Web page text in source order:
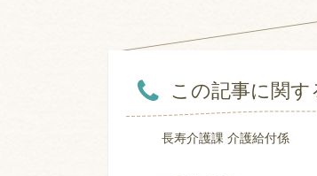
この記事に関
長寿介護課 介護給付係